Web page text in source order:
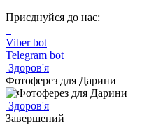
Приєднуйся до нас:
Viber bot
Telegram bot
Здоров'я
Фотоферез для Дарини
Здоров'я
Завершений